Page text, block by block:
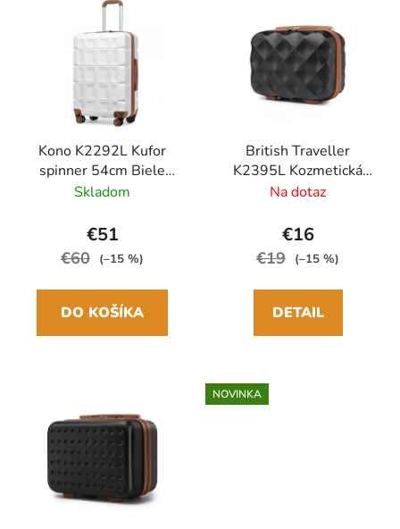
Kono K2292L Kufor
spinner 54cm Biele
ABS
Skladom
€51
€60 (–15 %)
DO KOŠÍKA
British Traveller
K2395L Kozmetická
taška 30cm Čierna
Na dotaz
€16
€19 (–15 %)
DETAIL
NOVINKA